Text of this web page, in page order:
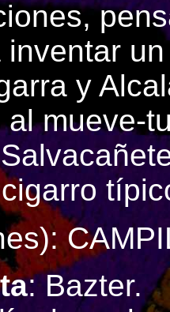
y
mueve-
: Bazter.